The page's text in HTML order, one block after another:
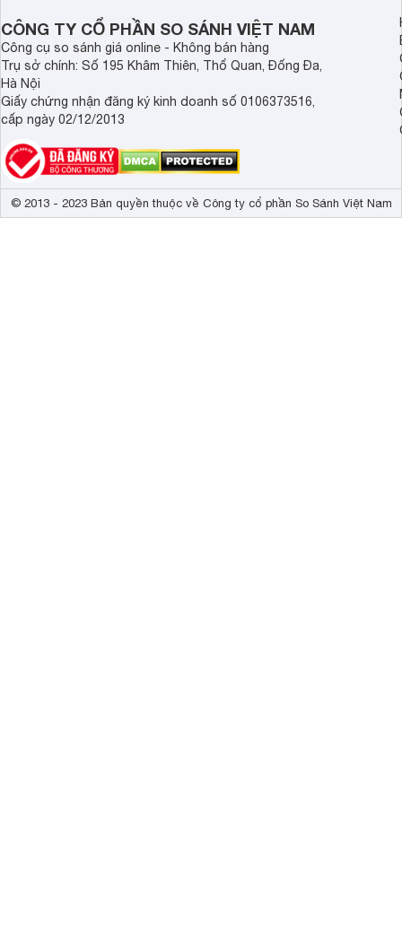
CÔNG TY CỔ PHẦN SO SÁNH VIỆT NAM
Công cụ so sánh giá online - Không bán hàng
Trụ sở chính: Số 195 Khâm Thiên, Thổ Quan, Đống Đa,
Hà Nội
Giấy chứng nhận đăng ký kinh doanh số 0106373516,
cấp ngày 02/12/2013
© 2013 - 2023 Bản quyền thuộc về Công ty cổ phần So Sánh Việt Nam